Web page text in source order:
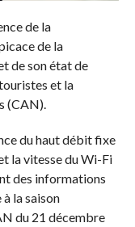
de la
de la
de son état de
et la
(CAN).
du haut débit fixe
la vitesse du Wi-Fi
des informations
la saison
du 21 décembre